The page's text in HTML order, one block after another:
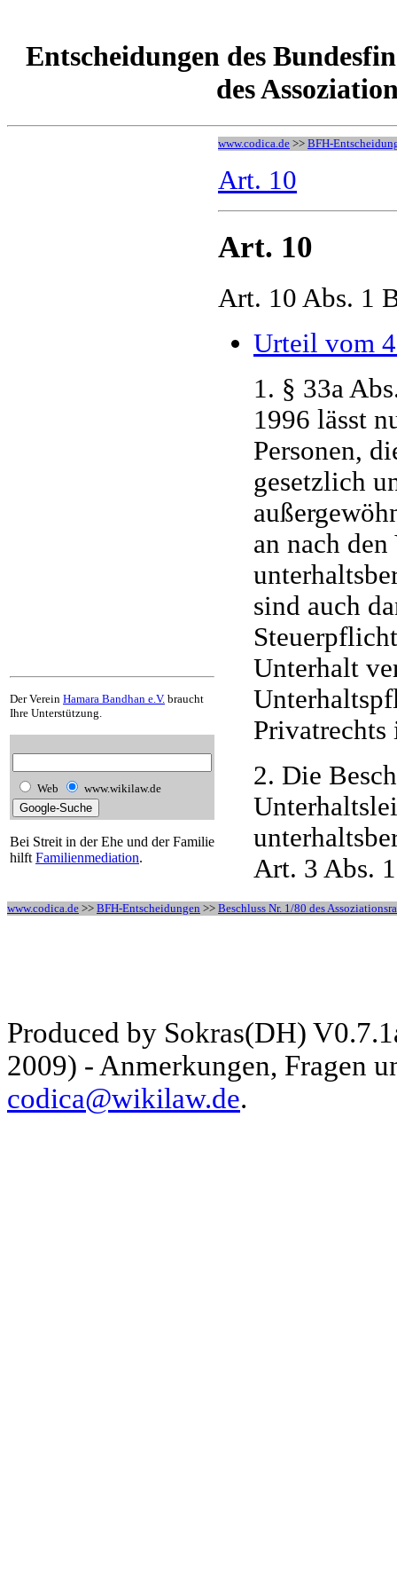
Entscheidungen des
des
Der Verein Hamara Bandhan e.V. braucht
Ihre Unterstützung.
Web www.wikilaw.de
Bei Streit in der Ehe und der Familie
hilft Familienmediation.
www.codica.de >> BFH-
Art. 10
Art. 10
Art. 10 Abs. 1
Urteil vom
1. § 33a
1996 lässt
Personen,
gesetzlich
an nach
sind auch
Unterhalt
2. Die
Art. 3 Abs.
www.codica.de >> BFH-Entscheidungen >> Beschluss Nr. 1/80 des
Produced by Sokras(DH)
2009) - Anmerkungen, Fragen
codica@wikilaw.de.